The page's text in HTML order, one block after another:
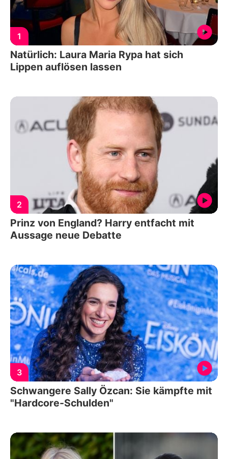
1
Natürlich: Laura Maria Rypa hat sich
Lippen auflösen lassen
2
Prinz von England? Harry entfacht mit
Aussage neue Debatte
3
Schwangere Sally Özcan: Sie kämpfte mit
"Hardcore-Schulden"